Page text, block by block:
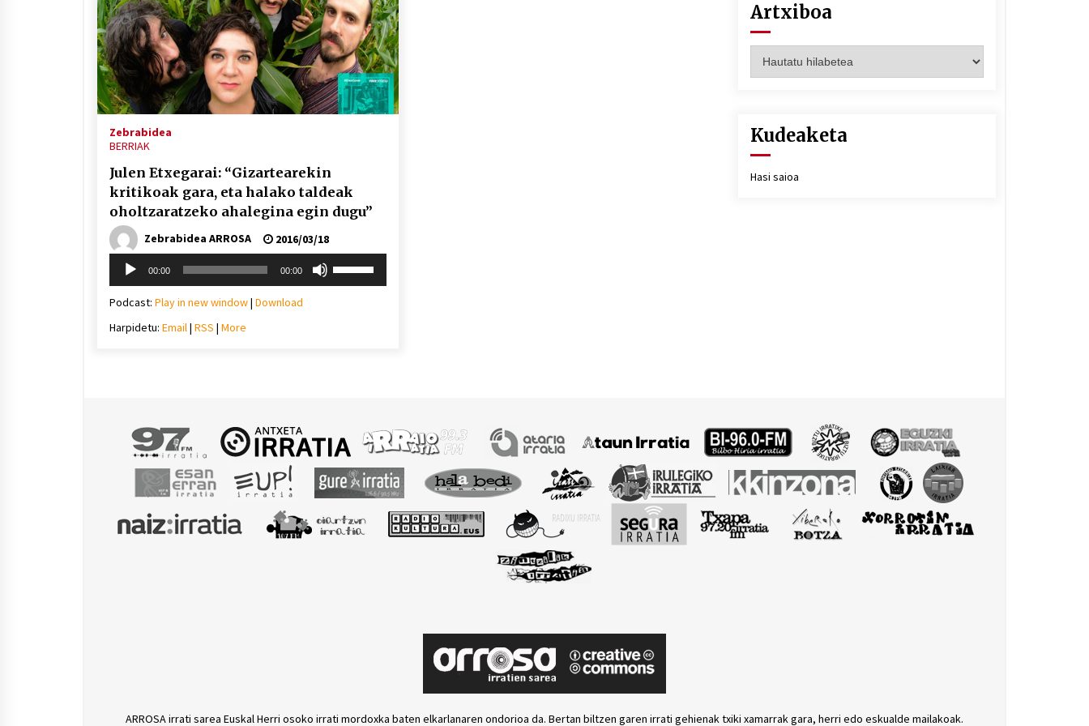
Zebrabidea
BERRIAK
Julen Etxegarai: “Gizartearekin
kritikoak gara, eta halako taldeak
oholtzaratzeko ahalegina egin dugu”
Zebrabidea ARROSA
2016/03/18
Soinu
erreproduzigailua
00:00 00:00
Podcast: Play in new window| Download
Harpidetu: Email| RSS | More
Artxiboa
Kudeaketa
Hasi saioa
ARROSA irrati sarea Euskal Herri osoko irrati mordoxka baten elkarlanaren ondorioa da. Bertan biltzen garen irrati gehienak txiki xamarrak gara, herri edo eskualde mailakoak.